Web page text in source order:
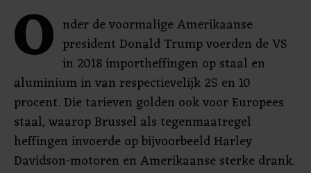
O nder de voormalige Amerikaanse
president Donald Trump voerden de VS
in 2018 importheffingen op staal en
aluminium in van respectievelijk 25 en 10
procent. Die tarieven golden ook voor Europees
staal, waarop Brussel als tegenmaatregel
heffingen invoerde op bijvoorbeeld Harley
Davidson-motoren en Amerikaanse sterke drank.